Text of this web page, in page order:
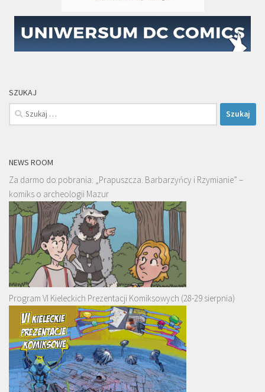
SZUKAJ
Szukaj:
NEWS ROOM
Za darmo do pobrania: „Prapuszcza. Barbarzyńcy i Rzymianie” –
komiks o archeologii Mazur
Program VI Kieleckich Prezentacji Komiksowych (28-29 sierpnia)